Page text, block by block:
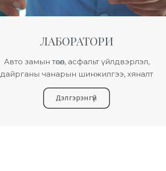
ЛАБОРАТОРИ
Авто замын төсөл, асфальт үйлдвэрлэл,
дайрганы чанарын шинжилгээ, хяналт
Дэлгэрэнгүй